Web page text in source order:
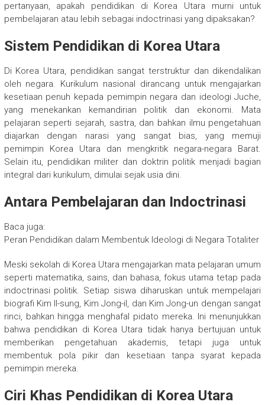
pertanyaan, apakah pendidikan di Korea Utara murni untuk
pembelajaran atau lebih sebagai indoctrinasi yang dipaksakan?
Sistem Pendidikan di Korea Utara
Di Korea Utara, pendidikan sangat terstruktur dan dikendalikan
oleh negara. Kurikulum nasional dirancang untuk mengajarkan
kesetiaan penuh kepada pemimpin negara dan ideologi Juche,
yang menekankan kemandirian politik dan ekonomi. Mata
pelajaran seperti sejarah, sastra, dan bahkan ilmu pengetahuan
diajarkan dengan narasi yang sangat bias, yang memuji
pemimpin Korea Utara dan mengkritik negara-negara Barat.
Selain itu, pendidikan militer dan doktrin politik menjadi bagian
integral dari kurikulum, dimulai sejak usia dini.
Antara Pembelajaran dan Indoctrinasi
Baca juga:
Peran Pendidikan dalam Membentuk Ideologi di Negara Totaliter
Meski sekolah di Korea Utara mengajarkan mata pelajaran umum
seperti matematika, sains, dan bahasa, fokus utama tetap pada
indoctrinasi politik. Setiap siswa diharuskan untuk mempelajari
biografi Kim Il-sung, Kim Jong-il, dan Kim Jong-un dengan sangat
rinci, bahkan hingga menghafal pidato mereka. Ini menunjukkan
bahwa pendidikan di Korea Utara tidak hanya bertujuan untuk
memberikan pengetahuan akademis, tetapi juga untuk
membentuk pola pikir dan kesetiaan tanpa syarat kepada
pemimpin mereka.
Ciri Khas Pendidikan di Korea Utara